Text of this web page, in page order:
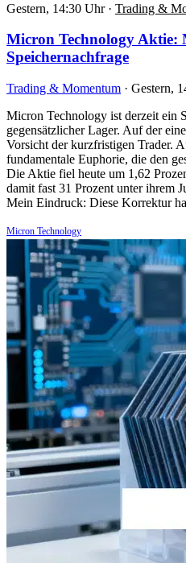
Gestern, 14:30 Uhr · Trading &
Micron Technology Aktie:
Speichernachfrage
Trading & Momentum · Gestern,
Micron Technology ist derzeit ein
gegensätzlicher Lager. Auf der
Vorsicht der kurzfristigen Trader.
fundamentale Euphorie, die den
Die Aktie fiel heute um 1,62
damit fast 31 Prozent unter ihrem
Mein Eindruck: Diese Korrektur
Micron Technology